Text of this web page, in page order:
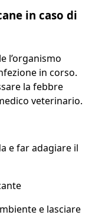
in caso di
l’organismo
in corso.
la febbre
veterinario.
e far adagiare il
e lasciare